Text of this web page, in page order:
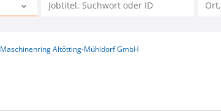
Maschinenring Altötting-Mühldorf GmbH